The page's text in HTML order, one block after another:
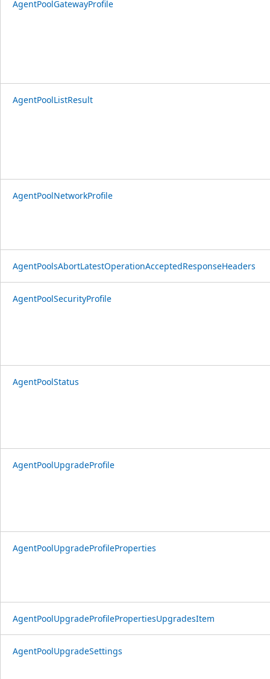
AgentPoolGatewayProfile
AgentPoolListResult
AgentPoolNetworkProfile
AgentPoolsAbortLatestOperationAcceptedResponseHeaders
AgentPoolSecurityProfile
AgentPoolStatus
AgentPoolUpgradeProfile
AgentPoolUpgradeProfileProperties
AgentPoolUpgradeProfilePropertiesUpgradesItem
AgentPoolUpgradeSettings